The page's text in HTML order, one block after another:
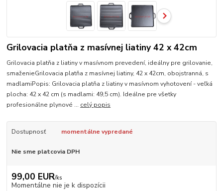
Grilovacia platňa z masívnej liatiny 42 x 42cm
Grilovacia platňa z liatiny v masívnom prevedení, ideálny pre grilovanie,
smaženieGrilovacia platňa z masívnej liatiny, 42 x 42cm, obojstranná, s
madlamiPopis: Grilovacia platňa z liatiny v masívnom vyhotovení - veľká
plocha: 42 x 42 cm (s madlami: 49,5 cm). Ideálne pre všetky
profesionálne plynové ... celý popis
Dostupnosť momentálne vypredané
Nie sme platcovia DPH
99,00 EUR/ks
Momentálne nie je k dispozícii